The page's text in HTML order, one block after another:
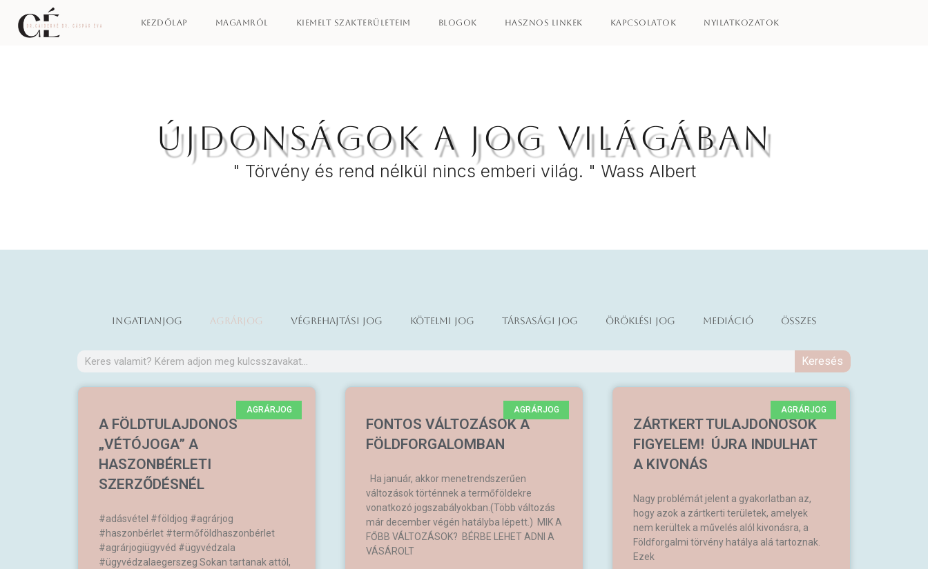
Kezdőlap Magamról Kiemelt szakterületeim Blogok Hasznos linkek Kapcsolatok Nyilatkozatok
Újdonságok a jog világában
" Törvény és rend nélkül nincs emberi világ. " Wass Albert
Ingatlanjog Agrárjog Végrehajtási jog Kötelmi jog Társasági jog Öröklési jog Mediáció Összes
Keresés Keresés
AGRÁRJOG
A FÖLDTULAJDONOS
„VÉTÓJOGA” A
HASZONBÉRLETI
SZERZŐDÉSNÉL
#adásvétel #földjog #agrárjog
#haszonbérlet #termőföldhaszonbérlet
#agrárjogiügyvéd #ügyvédzala
#ügyvédzalaegerszeg Sokan tartanak attól,
AGRÁRJOG
FONTOS VÁLTOZÁSOK A
FÖLDFORGALOMBAN
Ha január, akkor menetrendszerűen
változások történnek a termőföldekre
vonatkozó jogszabályokban.(Több változás
már december végén hatályba lépett.) MIK A
FŐBB VÁLTOZÁSOK? BÉRBE LEHET ADNI A
VÁSÁROLT
AGRÁRJOG
ZÁRTKERT TULAJDONOSOK
FIGYELEM! ÚJRA INDULHAT
A KIVONÁS
Nagy problémát jelent a gyakorlatban az,
hogy azok a zártkerti területek, amelyek
nem kerültek a művelés alól kivonásra, a
Földforgalmi törvény hatálya alá tartoznak.
Ezek